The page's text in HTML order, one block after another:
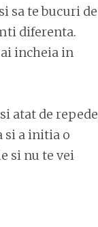
sa te bucuri de
diferenta.
incheia in
atat de repede
si a initia o
si nu te vei